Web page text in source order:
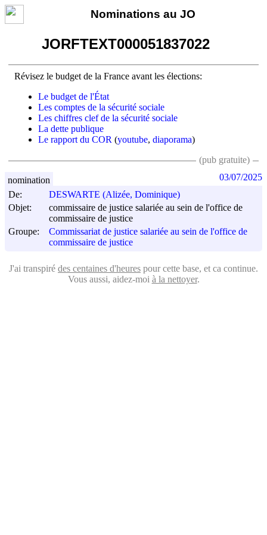
Nominations au JO
JORFTEXT000051837022
Révisez le budget de la France avant les élections:
Le budget de l'État
Les comptes de la sécurité sociale
Les chiffres clef de la sécurité sociale
La dette publique
Le rapport du COR (youtube, diaporama)
(pub gratuite)
De:
DESWARTE (Alizée, Dominique)
Objet:
commissaire de justice salariée au sein de l'office de
commissaire de justice
Groupe:
Commissariat de justice salariée au sein de l'office de
commissaire de justice
nomination 03/07/2025
J'ai transpiré des centaines d'heures pour cette base, et ca continue.
Vous aussi, aidez-moi à la nettoyer.